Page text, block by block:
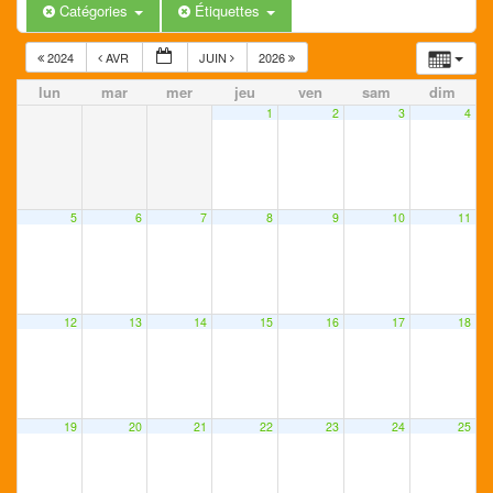
Catégories Étiquettes
2024 AVR JUIN 2026
lun mar mer jeu ven sam dim
1 2 3 4
5 6 7 8 9 10 11
12 13 14 15 16 17 18
19 20 21 22 23 24 25